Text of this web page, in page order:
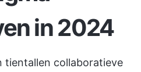
in 2024
tientallen collaboratieve